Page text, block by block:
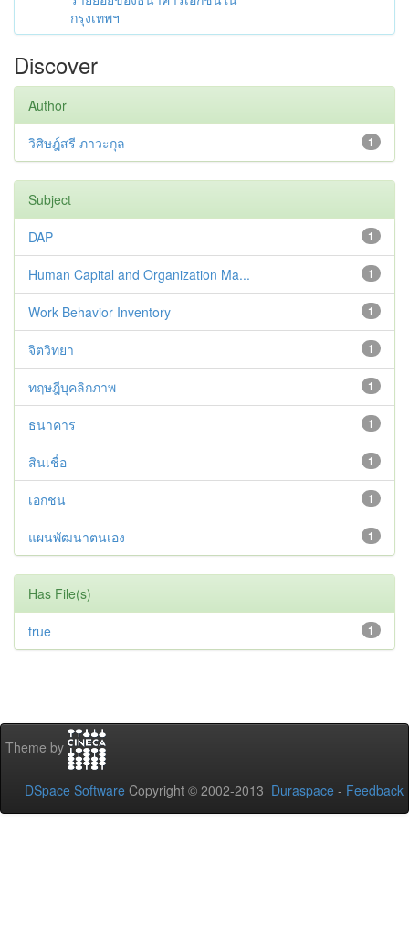
กรุงเทพฯ
Discover
Author
1
วิศิษฎ์สรี ภาวะกุล
Subject
1
DAP
1
Human Capital and Organization Ma...
1
Work Behavior Inventory
1
จิตวิทยา
1
ทฤษฎีบุคลิกภาพ
1
ธนาคาร
1
สินเชื่อ
1
เอกชน
1
แผนพัฒนาตนเอง
Has File(s)
1
true
Theme by
DSpace Software Copyright © 2002-2013 Duraspace - Feedback